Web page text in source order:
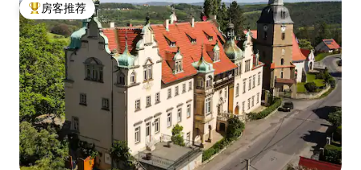
热门「房客推荐」
房客推荐